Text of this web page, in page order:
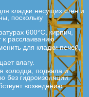
кладки несущих стен и
поскольку
600°С, кирпич,
к расслаиванию.
для кладки печей,
влагу.
колодца, подвала и
без гидроизоляции.
возведению